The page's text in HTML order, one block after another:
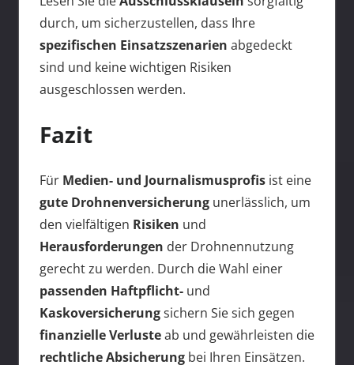
durch, um sicherzustellen, dass Ihre
spezifischen Einsatzszenarien abgedeckt
sind und keine wichtigen Risiken
ausgeschlossen werden.
Fazit
Für Medien- und Journalismusprofisist eine
gute Drohnenversicherungunerlässlich, um
den vielfältigen Risiken und
Herausforderungen der Drohnennutzung
gerecht zu werden. Durch die Wahl einer
passenden Haftpflicht-und
Kaskoversicherungsichern Sie sich gegen
finanzielle Verlusteab und gewährleisten die
rechtliche Absicherungbei Ihren Einsätzen.